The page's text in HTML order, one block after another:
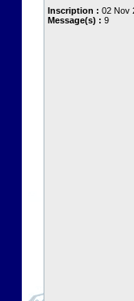
Inscription : 02 Nov
Message(s) : 9